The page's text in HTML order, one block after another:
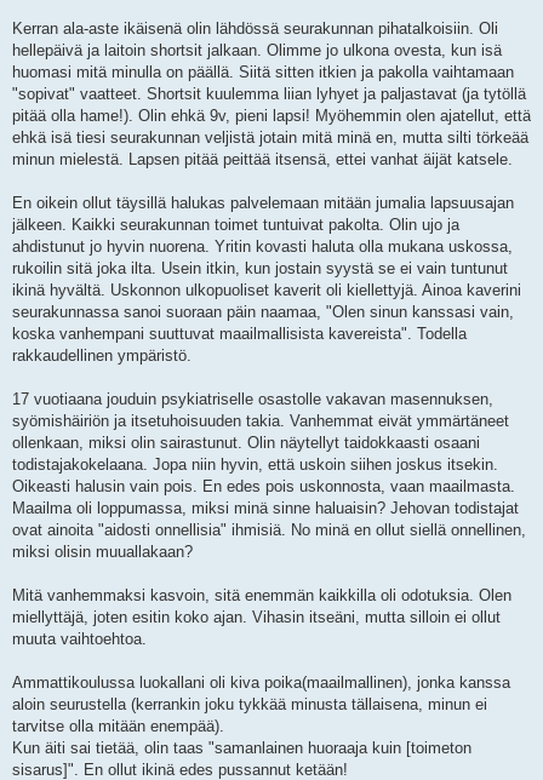
Kerran ala-aste ikäisenä olin lähdössä seurakunnan pihatalkoisiin. Oli
hellepäivä ja laitoin shortsit jalkaan. Olimme jo ulkona ovesta, kun isä
huomasi mitä minulla on päällä. Siitä sitten itkien ja pakolla vaihtamaan
"sopivat" vaatteet. Shortsit kuulemma liian lyhyet ja paljastavat (ja tytöllä
pitää olla hame!). Olin ehkä 9v, pieni lapsi! Myöhemmin olen ajatellut, että
ehkä isä tiesi seurakunnan veljistä jotain mitä minä en, mutta silti törkeää
minun mielestä. Lapsen pitää peittää itsensä, ettei vanhat äijät katsele.
En oikein ollut täysillä halukas palvelemaan mitään jumalia lapsuusajan
jälkeen. Kaikki seurakunnan toimet tuntuivat pakolta. Olin ujo ja
ahdistunut jo hyvin nuorena. Yritin kovasti haluta olla mukana uskossa,
rukoilin sitä joka ilta. Usein itkin, kun jostain syystä se ei vain tuntunut
ikinä hyvältä. Uskonnon ulkopuoliset kaverit oli kiellettyjä. Ainoa kaverini
seurakunnassa sanoi suoraan päin naamaa, "Olen sinun kanssasi vain,
koska vanhempani suuttuvat maailmallisista kavereista". Todella
rakkaudellinen ympäristö.
17 vuotiaana jouduin psykiatriselle osastolle vakavan masennuksen,
syömishäiriön ja itsetuhoisuuden takia. Vanhemmat eivät ymmärtäneet
ollenkaan, miksi olin sairastunut. Olin näytellyt taidokkaasti osaani
todistajakokelaana. Jopa niin hyvin, että uskoin siihen joskus itsekin.
Oikeasti halusin vain pois. En edes pois uskonnosta, vaan maailmasta.
Maailma oli loppumassa, miksi minä sinne haluaisin? Jehovan todistajat
ovat ainoita "aidosti onnellisia" ihmisiä. No minä en ollut siellä onnellinen,
miksi olisin muuallakaan?
Mitä vanhemmaksi kasvoin, sitä enemmän kaikkilla oli odotuksia. Olen
miellyttäjä, joten esitin koko ajan. Vihasin itseäni, mutta silloin ei ollut
muuta vaihtoehtoa.
Ammattikoulussa luokallani oli kiva poika(maailmallinen), jonka kanssa
aloin seurustella (kerrankin joku tykkää minusta tällaisena, minun ei
tarvitse olla mitään enempää).
Kun äiti sai tietää, olin taas "samanlainen huoraaja kuin [toimeton
sisarus]". En ollut ikinä edes pussannut ketään!